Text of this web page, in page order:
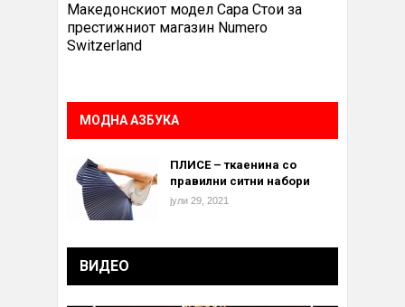
Македонскиот модел Сара Стои за
престижниот магазин Numero
Switzerland
МОДНА АЗБУКА
ПЛИСЕ – ткаенина со
правилни ситни набори
јули 29, 2021
ВИДЕО